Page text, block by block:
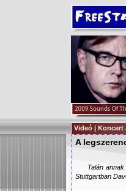
Videó | Koncert
A
Talán
Stuttgartban